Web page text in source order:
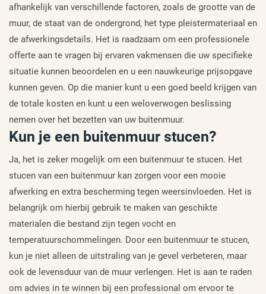
afhankelijk van verschillende factoren, zoals de grootte van de
muur, de staat van de ondergrond, het type pleistermateriaal en
de afwerkingsdetails. Het is raadzaam om een professionele
offerte aan te vragen bij ervaren vakmensen die uw specifieke
situatie kunnen beoordelen en u een nauwkeurige prijsopgave
kunnen geven. Op die manier kunt u een goed beeld krijgen van
de totale kosten en kunt u een weloverwogen beslissing
nemen over het bezetten van uw buitenmuur.
Kun je een buitenmuur stucen?
Ja, het is zeker mogelijk om een buitenmuur te stucen. Het
stucen van een buitenmuur kan zorgen voor een mooie
afwerking en extra bescherming tegen weersinvloeden. Het is
belangrijk om hierbij gebruik te maken van geschikte
materialen die bestand zijn tegen vocht en
temperatuurschommelingen. Door een buitenmuur te stucen,
kun je niet alleen de uitstraling van je gevel verbeteren, maar
ook de levensduur van de muur verlengen. Het is aan te raden
om advies in te winnen bij een professional om ervoor te